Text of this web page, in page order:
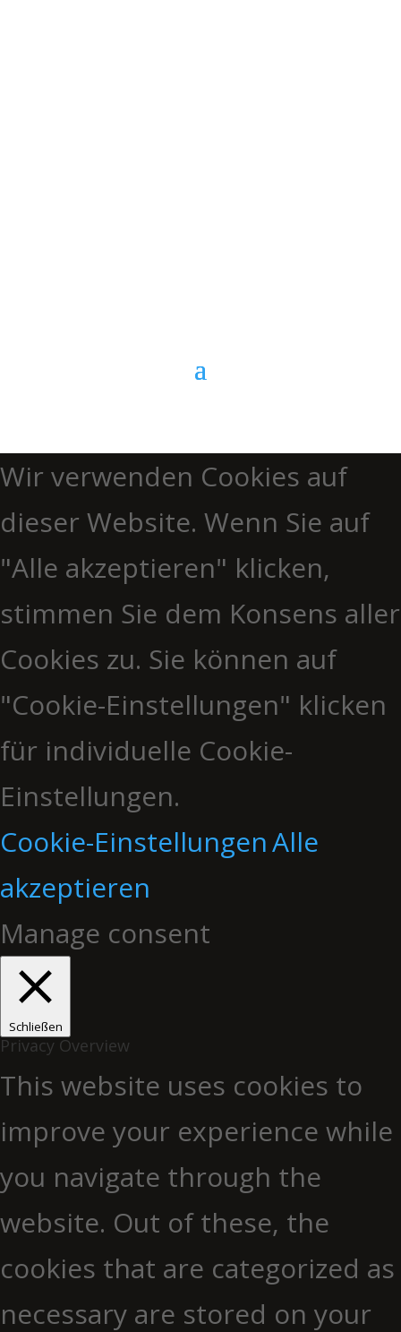
Wir verwenden Cookies auf
dieser Website. Wenn Sie auf
"Alle akzeptieren" klicken,
stimmen Sie dem Konsens aller
Cookies zu. Sie können auf
"Cookie-Einstellungen" klicken
für individuelle Cookie-
Einstellungen.
Cookie-EinstellungenAlle
akzeptieren
Manage consent
Schließen
Privacy Overview
This website uses cookies to
improve your experience while
you navigate through the
website. Out of these, the
cookies that are categorized as
necessary are stored on your